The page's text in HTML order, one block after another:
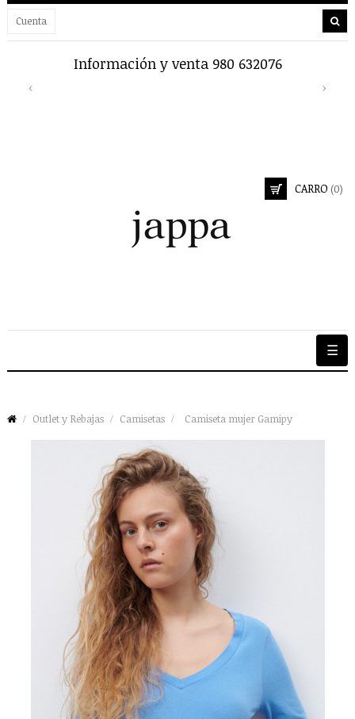
Cuenta
CARRO (0)
Información y venta 980 632076
‹ ›
de
☰
Outlet y Rebajas Camisetas Camiseta mujer Gamipy